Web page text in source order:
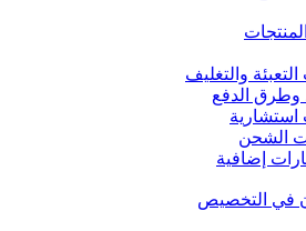
والتغليف
الدفع
الشحن
إضافية
في التخصيص